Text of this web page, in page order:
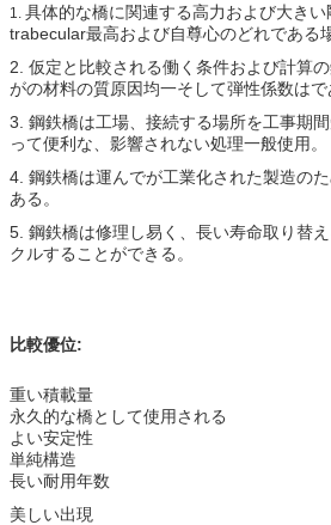
1. 具体的な橋に関連する高力および大きい
trabecular最高および自尊心のどれである
2. 仮定と比較される働く条件および計算
がの材料の質原因均一そして弾性係数はで
3. 鋼鉄橋は工場、接続する場所を工事期
って便利な、影響されない処理一般使用。
4. 鋼鉄橋は運んでが工業化された製造の
ある。
5. 鋼鉄橋は修理し易く、長い寿命取り替
クルすることができる。
比較優位:
重い積載量
永久的な橋として使用される
よい安定性
単純構造
長い耐用年数
美しい出現